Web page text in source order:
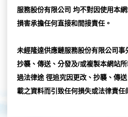
服務股份有限公司 均不對因使用本
損害承擔任何直接和間接責任。
未經隆達供應鏈服務股份有限公司事
抄襲、傳送、分發及/或複製本網站
過法律途 徑追究因更改、抄襲、傳
載之資料而引致任何損失或法律責任